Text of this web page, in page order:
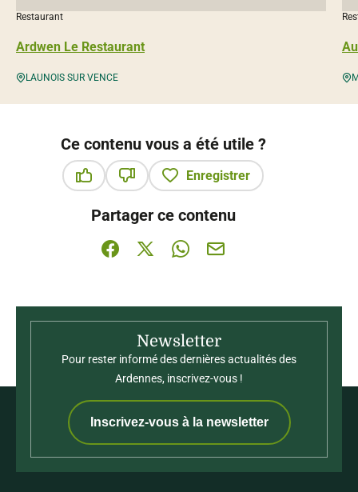
Ardwen Le Restaurant
Restaurant
LAUNOIS SUR VENCE
Ce contenu vous a été utile ?
Enregistrer
Partager ce contenu
Partager sur Facebook (nouvelle fenêtre)
Partager sur X / Twitter (nouvelle
Partager sur WhatsApp
Partager par mail
Newsletter
Pour rester informé des dernières actualités des
Ardennes, inscrivez-vous !
Inscrivez-vous à la newsletter